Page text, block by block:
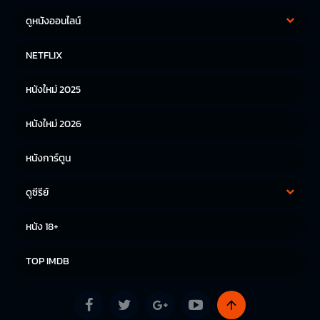
ดูหนังออนไลน์
หนังญี่ปุ่น
NETFLIX
หนังใหม่ 2025
หนังใหม่ 2026
หนังการ์ตูน
ดูซีรีย์
หนัง 18+
TOP IMDB